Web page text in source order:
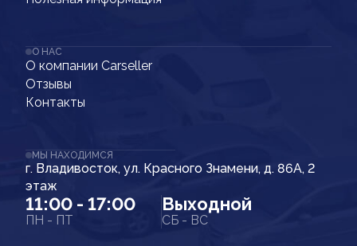
О НАС
О компании Carseller
Отзывы
Контакты
МЫ НАХОДИМСЯ
г. Владивосток, ул. Красного Знамени, д. 86А, 2
этаж
11:00 - 17:00
ПН - ПТ
Выходной
СБ - ВС